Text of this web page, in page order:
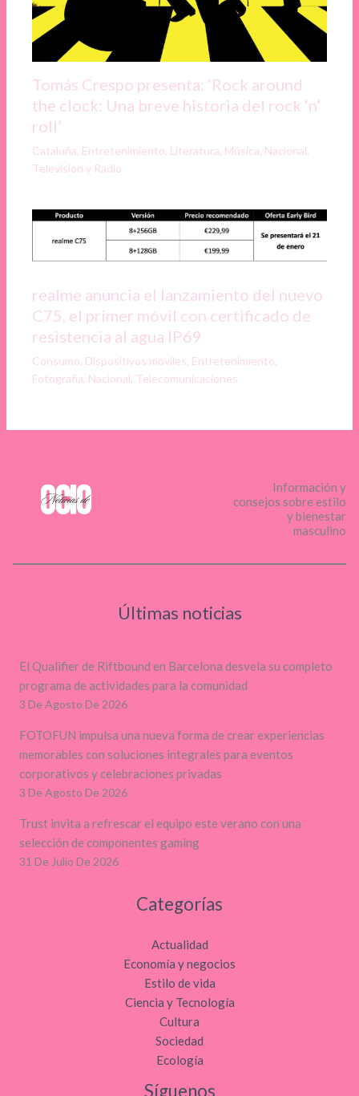
Tomás Crespo presenta: ‘Rock around
the clock: Una breve historia del rock ‘n’
roll’
Cataluña, Entretenimiento, Literatura, Música, Nacional,
Televisión y Radio
realme anuncia el lanzamiento del nuevo
C75, el primer móvil con certificado de
resistencia al agua IP69
Consumo, Dispositivos móviles, Entretenimiento,
Fotografía, Nacional, Telecomunicaciones
Información y
consejos sobre estilo
y bienestar
masculino
Últimas noticias
El Qualifier de Riftbound en Barcelona desvela su completo
programa de actividades para la comunidad
3 De Agosto De 2026
FOTOFUN impulsa una nueva forma de crear experiencias
memorables con soluciones integrales para eventos
corporativos y celebraciones privadas
3 De Agosto De 2026
Trust invita a refrescar el equipo este verano con una
selección de componentes gaming
31 De Julio De 2026
Categorías
Actualidad
Economía y negocios
Estilo de vida
Ciencia y Tecnología
Cultura
Sociedad
Ecología
Síguenos